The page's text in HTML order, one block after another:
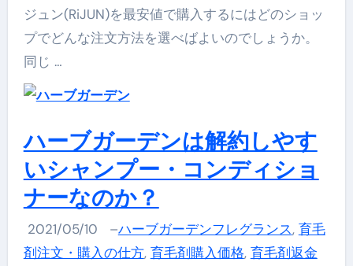
ジュン(RiJUN)を最安値で購入するにはどのショッ
プでどんな注文方法を選べばよいのでしょうか。
同じ …
ハーブガーデンは解約しやす
いシャンプー・コンディショ
ナーなのか？
2021/05/10 –ハーブガーデンフレグランス, 育毛
剤注文・購入の仕方, 育毛剤購入価格, 育毛剤返金